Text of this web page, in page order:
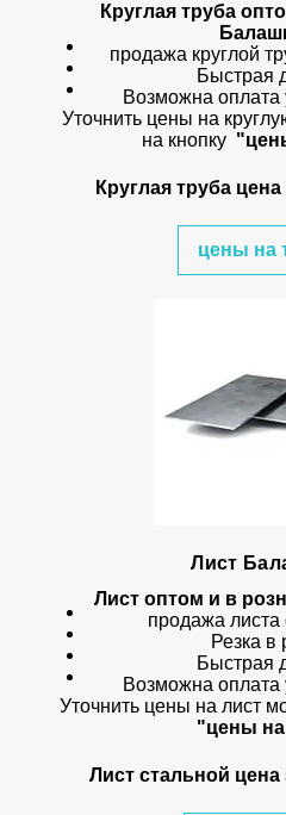
Круглая труба
продажа круглой
Быстрая
Возможна оплата
Уточнить цены на
на кнопку
Круглая труба цена
цены на
Лист
Лист оптом и в
продажа листа
Резка в
Быстрая
Возможна оплата
Уточнить цены на лист
"цены
Лист стальной цена